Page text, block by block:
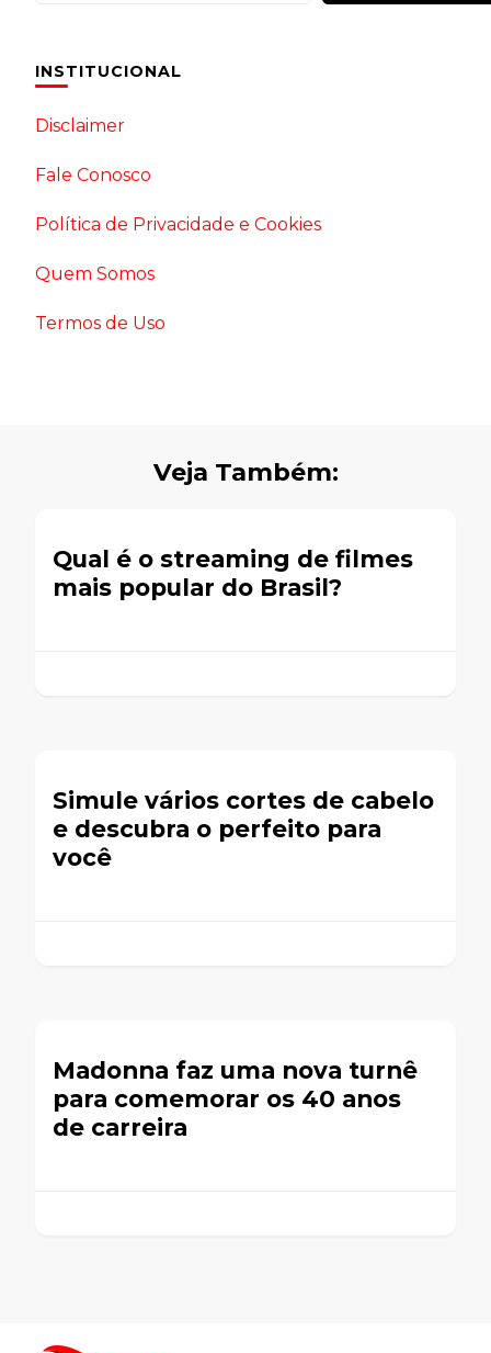
INSTITUCIONAL
Disclaimer
Fale Conosco
Política de Privacidade e Cookies
Quem Somos
Termos de Uso
Veja Também:
Qual é o streaming de filmes
mais popular do Brasil?
Simule vários cortes de cabelo
e descubra o perfeito para
você
Madonna faz uma nova turnê
para comemorar os 40 anos
de carreira